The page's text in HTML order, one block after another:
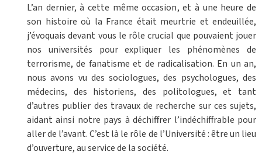
L’an dernier, à cette même occasion, et à une heure de
son histoire où la France était meurtrie et endeuillée,
j’évoquais devant vous le rôle crucial que pouvaient jouer
nos universités pour expliquer les phénomènes de
terrorisme, de fanatisme et de radicalisation. En un an,
nous avons vu des sociologues, des psychologues, des
médecins, des historiens, des politologues, et tant
d’autres publier des travaux de recherche sur ces sujets,
aidant ainsi notre pays à déchiffrer l’indéchiffrable pour
aller de l’avant. C’est là le rôle de l’Université : être un lieu
d’ouverture, au service de la société.